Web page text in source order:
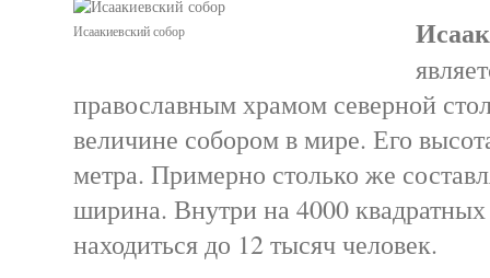
Исаакиевский собор
православным храмом северной
величине собором в мире. Его
метра. Примерно столько же
ширина. Внутри на 4000
находиться до 12 тысяч человек.